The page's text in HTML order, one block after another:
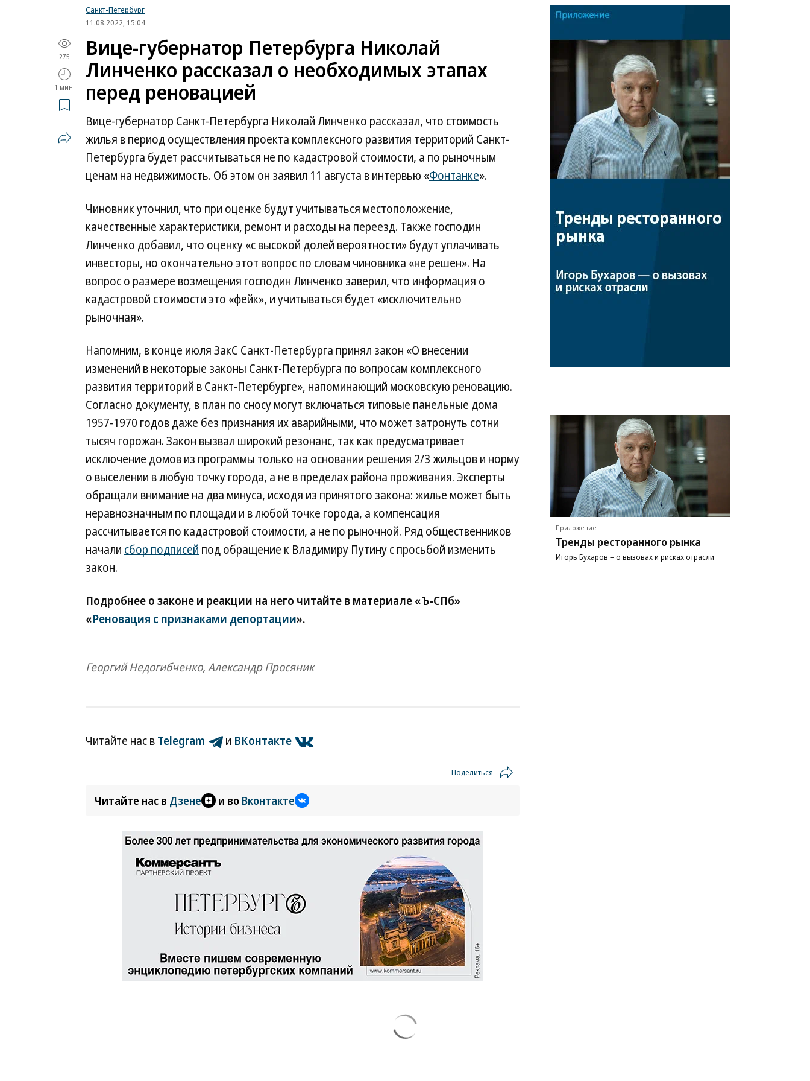
Санкт-Петербург
11.08.2022, 15:04
275
1 мин.
Вице-губернатор Петербурга Николай
Линченко рассказал о необходимых этапах
перед реновацией
Вице-губернатор Санкт-Петербурга Николай Линченко рассказал, что стоимость
жилья в период осуществления проекта комплексного развития территорий Санкт-
Петербурга будет рассчитываться не по кадастровой стоимости, а по рыночным
ценам на недвижимость. Об этом он заявил 11 августа в интервью «Фонтанке».
Чиновник уточнил, что при оценке будут учитываться местоположение,
качественные характеристики, ремонт и расходы на переезд. Также господин
Линченко добавил, что оценку «с высокой долей вероятности» будут уплачивать
инвесторы, но окончательно этот вопрос по словам чиновника «не решен». На
вопрос о размере возмещения господин Линченко заверил, что информация о
кадастровой стоимости это «фейк», и учитываться будет «исключительно
рыночная».
Напомним, в конце июля ЗакС Санкт-Петербурга принял закон «О внесении
изменений в некоторые законы Санкт-Петербурга по вопросам комплексного
развития территорий в Санкт-Петербурге», напоминающий московскую реновацию.
Согласно документу, в план по сносу могут включаться типовые панельные дома
1957-1970 годов даже без признания их аварийными, что может затронуть сотни
тысяч горожан. Закон вызвал широкий резонанс, так как предусматривает
исключение домов из программы только на основании решения 2/3 жильцов и норму
о выселении в любую точку города, а не в пределах района проживания. Эксперты
обращали внимание на два минуса, исходя из принятого закона: жилье может быть
неравнозначным по площади и в любой точке города, а компенсация
рассчитывается по кадастровой стоимости, а не по рыночной. Ряд общественников
начали сбор подписей под обращение к Владимиру Путину с просьбой изменить
закон.
Подробнее о законе и реакции на него читайте в материале «Ъ-СПб»
«Реновация с признаками депортации».
Георгий Недогибченко, Александр Просяник
Читайте нас вTelegram и ВКонтакте
Поделиться
Читайте нас в Дзене и во Вконтакте
Приложение
Тренды ресторанного рынка
Игорь Бухаров – о вызовах и рисках отрасли